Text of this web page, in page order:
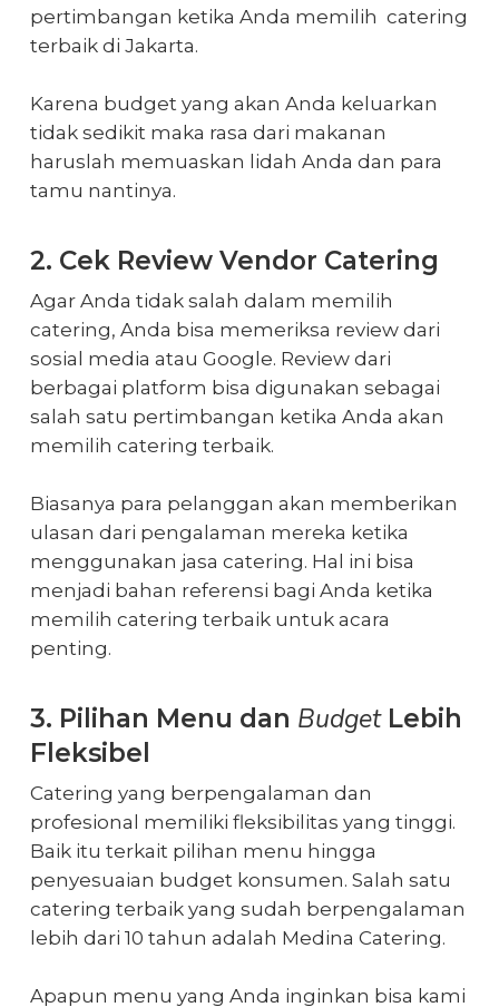
pertimbangan ketika Anda memilih catering
terbaik di Jakarta.
Karena budget yang akan Anda keluarkan
tidak sedikit maka rasa dari makanan
haruslah memuaskan lidah Anda dan para
tamu nantinya.
2. Cek Review Vendor Catering
Agar Anda tidak salah dalam memilih
catering, Anda bisa memeriksa review dari
sosial media atau Google. Review dari
berbagai platform bisa digunakan sebagai
salah satu pertimbangan ketika Anda akan
memilih catering terbaik.
Biasanya para pelanggan akan memberikan
ulasan dari pengalaman mereka ketika
menggunakan jasa catering. Hal ini bisa
menjadi bahan referensi bagi Anda ketika
memilih catering terbaik untuk acara
penting.
3. Pilihan Menu dan Budget Lebih
Fleksibel
Catering yang berpengalaman dan
profesional memiliki fleksibilitas yang tinggi.
Baik itu terkait pilihan menu hingga
penyesuaian budget konsumen. Salah satu
catering terbaik yang sudah berpengalaman
lebih dari 10 tahun adalah Medina Catering.
Apapun menu yang Anda inginkan bisa kami